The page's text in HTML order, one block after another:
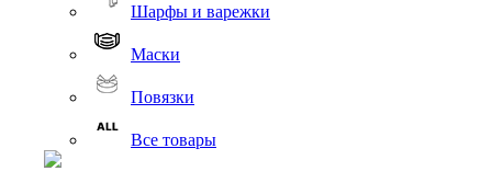
Шарфы и варежки
Маски
Повязки
Все товары